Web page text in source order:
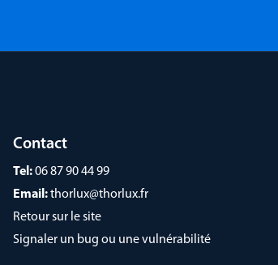
Contact
Tel:06 87 90 44 99
Email:thorlux@thorlux.fr
Retour sur le site
Signaler un bug ou une vulnérabilité